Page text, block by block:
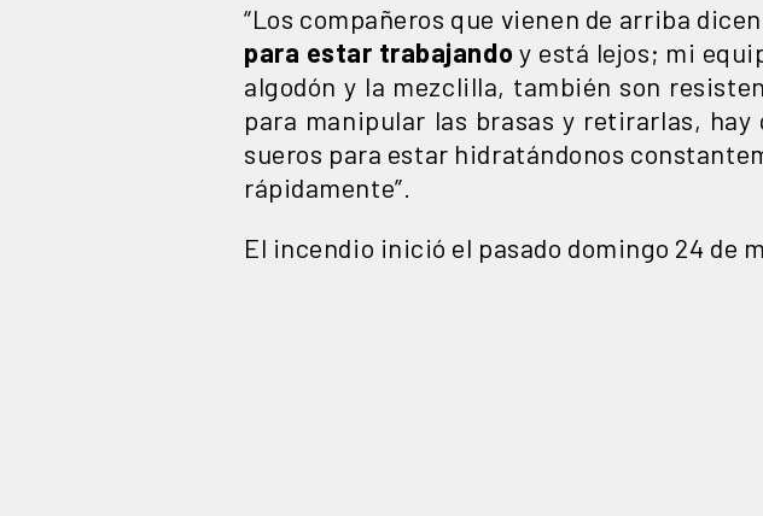
“Los compañeros que vienen de arriba
para estar trabajando y está lejos; mi
algodón y la mezclilla, también son
para manipular las brasas y retirarlas,
sueros para estar hidratándonos
rápidamente”.
El incendio inició el pasado domingo 24 de